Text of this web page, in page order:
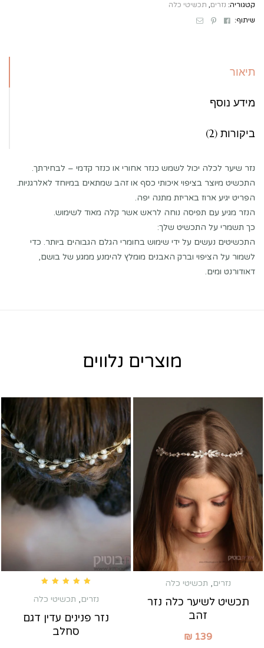
קטגוריה: נזרים, תכשיטי כלה
שיתוף:
Facebook
Pinterest
Email
תיאור
מידע נוסף
ביקורות (2)
נזר שיער לכלה יכול לשמש כנזר אחורי או כנזר קדמי – לבחירתך.
התכשיט מיוצר בציפוי איכותי כסף או זהב שמתאים במיוחד לאלרגניות.
הפריט יגיע ארוז באריזת מתנה יפה.
הנזר מגיע עם תפיסה נוחה לראש אשר קלה מאוד לשימוש.
כך תשמרי על התכשיט שלך:
התכשיטים נעשים על ידי שימוש בחומרי הגלם הגבוהים ביותר. כדי
לשמור על הציפוי וברק האבנים מומלץ להימנע ממגע של בושם,
דאודורנט ומים.
מוצרים נלווים
נזרים, תכשיטי כלה
תכשיט לשיער כלה נזר
זהב
₪ 139
נזרים, תכשיטי כלה
נזר פנינים עדין דגם
סחלב